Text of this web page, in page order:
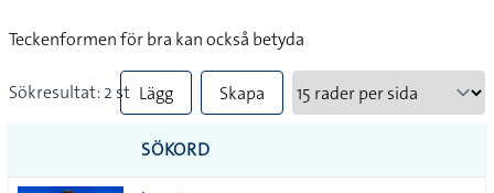
Teckenformen för bra kan också betyda
Sökresultat: 2 st Lägg
till
alla i
Skapa
SÖKORD